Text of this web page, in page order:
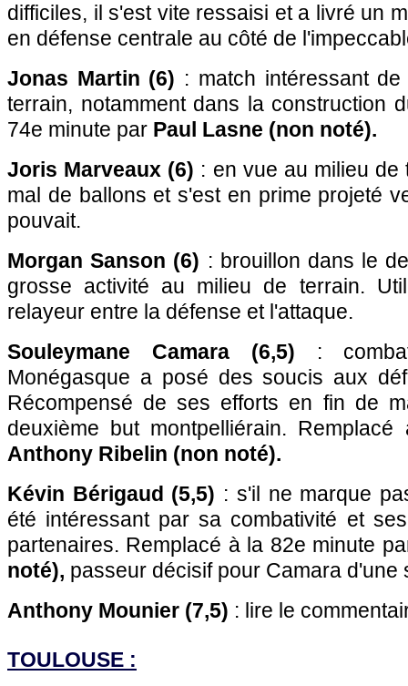
difficiles, il s'est vite ressaisi et a livré un
en défense centrale au côté de
Jonas Martin (6) : match intéressant
terrain, notamment dans la construction
74e minute par Paul Lasne (non noté).
Joris Marveaux (6) : en vue au milieu
mal de ballons et s'est en prime projeté
pouvait.
Morgan Sanson (6) : brouillon dans le
grosse activité au milieu de terrain.
relayeur entre la défense et l'attaque.
Souleymane Camara (6,5) :
Monégasque a posé des soucis aux
Récompensé de ses efforts en fin de
deuxième but montpelliérain.
Anthony Ribelin (non noté).
Kévin Bérigaud (5,5) : s'il ne marque
été intéressant par sa combativité et
partenaires. Remplacé à la 82e minute
noté), passeur décisif pour Camara d'une
Anthony Mounier (7,5) : lire le
TOULOUSE :